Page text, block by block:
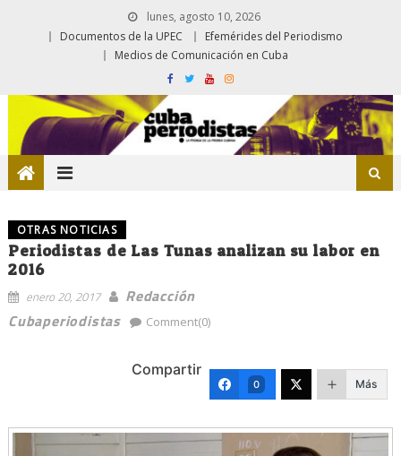
lunes, agosto 10, 2026
Documentos de la UPEC
Efemérides del Periodismo
Medios de Comunicación en Cuba
OTRAS NOTICIAS
Periodistas de Las Tunas analizan su labor en
2016
enero 20, 2017
Redacción
Cubaperiodistas
Comment(0)
Compartir
0 Más